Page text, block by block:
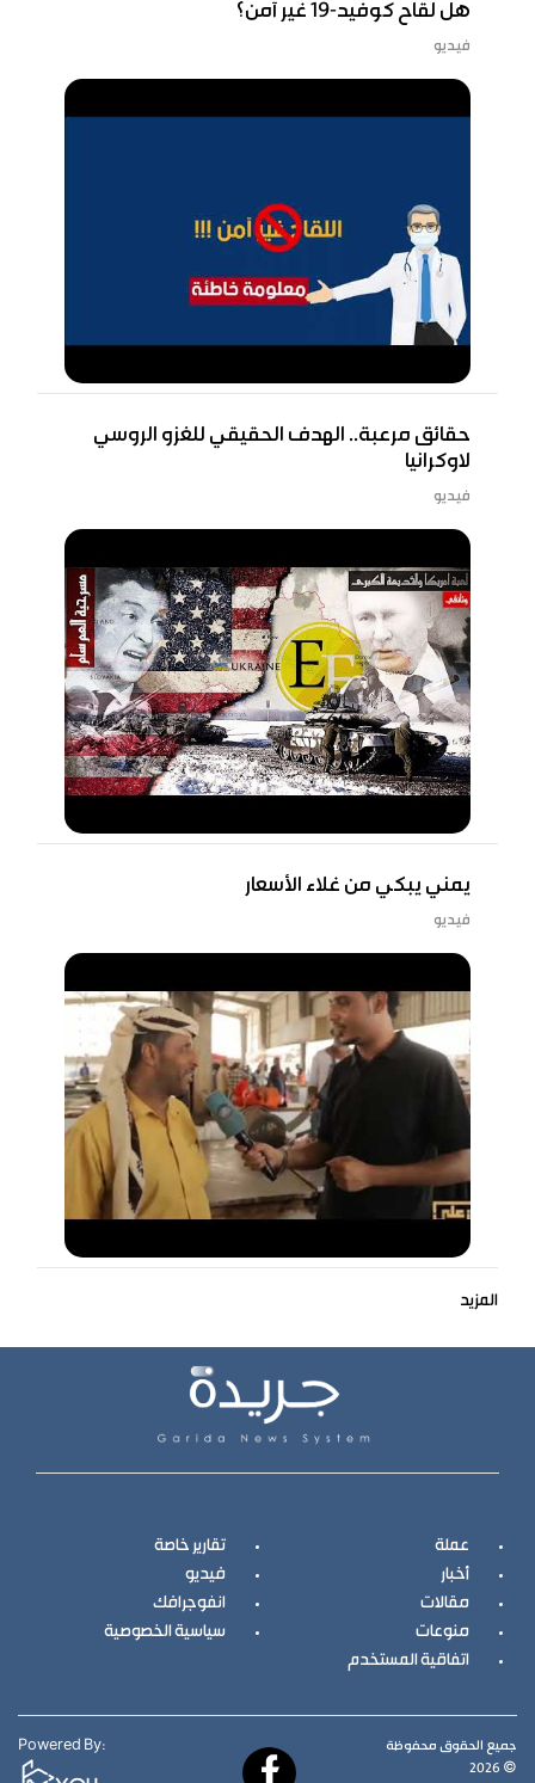
هل لقاح كوفيد-19 غير آمن؟
فيديو
حقائق مرعبة.. الهدف الحقيقي للغزو الروسي
لاوكرانيا
فيديو
يمني يبكي من غلاء الأسعار
فيديو
المزيد
عملة
تقارير خاصة
أخبار
فيديو
مقالات
انفوجرافك
منوعات
سياسية الخصوصية
اتفاقية المستخدم
جميع الحقوق محفوظة
© 2026
Powered By: